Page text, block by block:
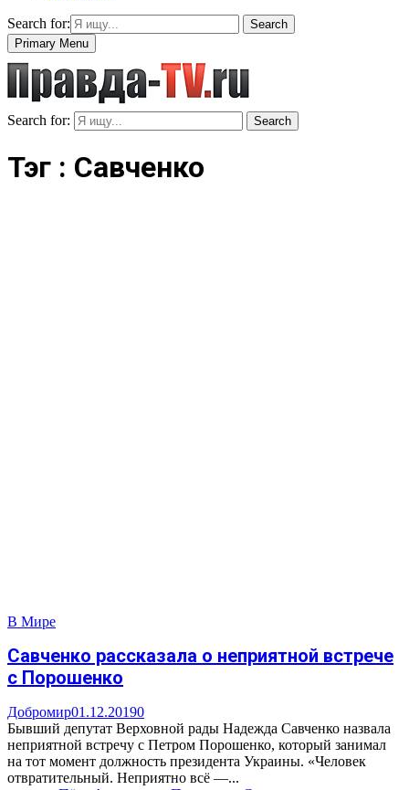
Search for:
Search
Primary Menu
Search for: Search
Тэг : Савченко
В Мире
Савченко рассказала о неприятной встрече
с Порошенко
Добромир01.12.20190
Бывший депутат Верховной рады Надежда Савченко назвала
неприятной встречу с Петром Порошенко, который занимал
на тот момент должность президента Украины. «Человек
отвратительный. Неприятно всё —...